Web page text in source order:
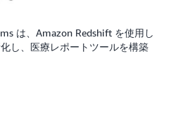
は、Amazon Redshift を使用し
し、医療レポートツールを構築